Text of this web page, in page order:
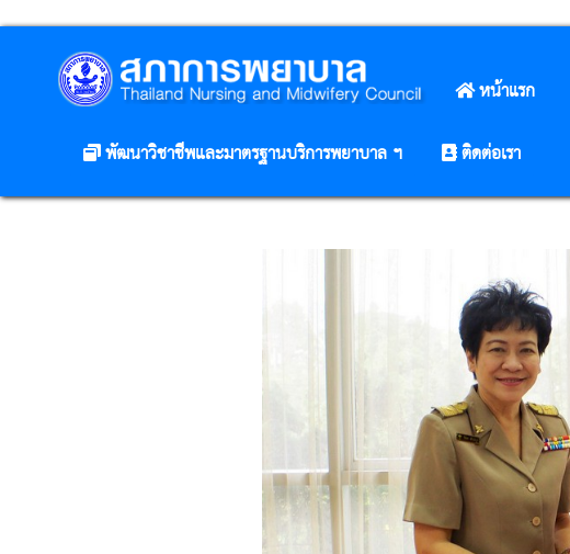
หน้าแรก
พัฒนาวิชาชีพและมาตรฐานบริการพยาบาล ฯ
ติดต่อเรา